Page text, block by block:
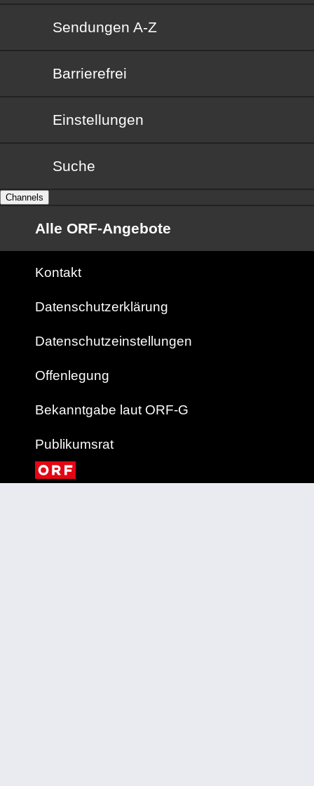
Sendungen von A bis Z
Sendungen A-Z
Barrierefrei
Barrierefrei
Einstellungen
Suche
Channels
Alle ORF-Angebote
Kontakt
Datenschutzerklärung
Datenschutzeinstellungen
Offenlegung
Bekanntgabe laut ORF-G
Publikumsrat